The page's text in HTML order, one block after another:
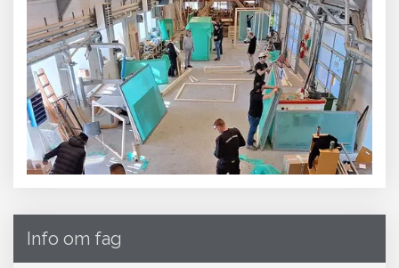
Info om fag